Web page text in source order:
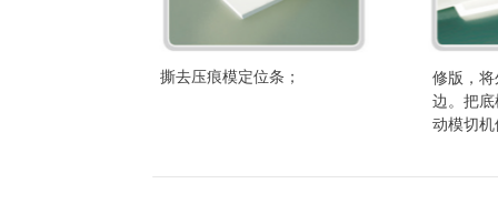
撕去压痕模定位条；
修版，
边。把
动模切